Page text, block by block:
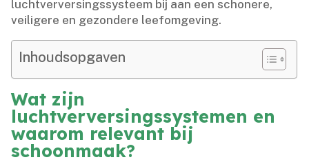
luchtverversingssysteem bij aan een schonere,
veiligere en gezondere leefomgeving.​
Inhoudsopgaven
Wat zijn
luchtverversingssystemen en
waarom relevant bij
schoonmaak?